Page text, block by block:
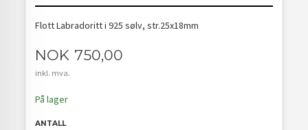
Flott Labradoritt i 925 sølv, str.25x18mm
Pris
NOK 750,00
inkl. mva.
På lager
ANTALL